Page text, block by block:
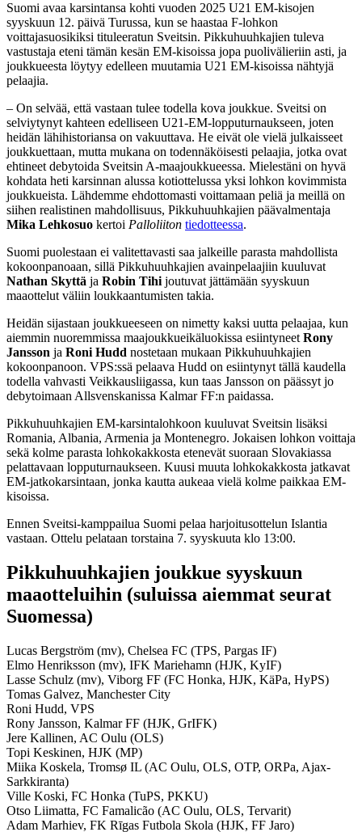
Suomi avaa karsintansa kohti vuoden 2025 U21 EM-kisojen
syyskuun 12. päivä Turussa, kun se haastaa F-lohkon
voittajasuosikiksi tituleeratun Sveitsin. Pikkuhuuhkajien tuleva
vastustaja eteni tämän kesän EM-kisoissa jopa puolivälieriin asti, ja
joukkueesta löytyy edelleen muutamia U21 EM-kisoissa nähtyjä
pelaajia.
– On selvää, että vastaan tulee todella kova joukkue. Sveitsi on
selviytynyt kahteen edelliseen U21-EM-lopputurnaukseen, joten
heidän lähihistoriansa on vakuuttava. He eivät ole vielä julkaisseet
joukkuettaan, mutta mukana on todennäköisesti pelaajia, jotka ovat
ehtineet debytoida Sveitsin A-maajoukkueessa. Mielestäni on hyvä
kohdata heti karsinnan alussa kotiottelussa yksi lohkon kovimmista
joukkueista. Lähdemme ehdottomasti voittamaan peliä ja meillä on
siihen realistinen mahdollisuus, Pikkuhuuhkajien päävalmentaja
Mika Lehkosuo kertoi Palloliiton tiedotteessa.
Suomi puolestaan ei valitettavasti saa jalkeille parasta mahdollista
kokoonpanoaan, sillä Pikkuhuuhkajien avainpelaajiin kuuluvat
Nathan Skyttä ja Robin Tihijoutuvat jättämään syyskuun
maaottelut väliin loukkaantumisten takia.
Heidän sijastaan joukkueeseen on nimetty kaksi uutta pelaajaa, kun
aiemmin nuoremmissa maajoukkueikäluokissa esiintyneetRony
Jansson ja Roni Hudd nostetaan mukaan Pikkuhuuhkajien
kokoonpanoon. VPS:ssä pelaava Hudd on esiintynyt tällä kaudella
todella vahvasti Veikkausliigassa, kun taas Jansson on päässyt jo
debytoimaan Allsvenskanissa Kalmar FF:n paidassa.
Pikkuhuuhkajien EM-karsintalohkoon kuuluvat Sveitsin lisäksi
Romania, Albania, Armenia ja Montenegro. Jokaisen lohkon voittaja
sekä kolme parasta lohkokakkosta etenevät suoraan Slovakiassa
pelattavaan lopputurnaukseen. Kuusi muuta lohkokakkosta jatkavat
EM-jatkokarsintaan, jonka kautta aukeaa vielä kolme paikkaa EM-
kisoissa.
Ennen Sveitsi-kamppailua Suomi pelaa harjoitusottelun Islantia
vastaan. Ottelu pelataan torstaina 7. syyskuuta klo 13:00.
Pikkuhuuhkajien joukkue syyskuun
maaotteluihin (suluissa aiemmat seurat
Suomessa)
Lucas Bergström (mv), Chelsea FC (TPS, Pargas IF)
Elmo Henriksson (mv), IFK Mariehamn (HJK, KyIF)
Lasse Schulz (mv), Viborg FF (FC Honka, HJK, KäPa, HyPS)
Tomas Galvez, Manchester City
Roni Hudd, VPS
Rony Jansson, Kalmar FF (HJK, GrIFK)
Jere Kallinen, AC Oulu (OLS)
Topi Keskinen, HJK (MP)
Miika Koskela, Tromsø IL (AC Oulu, OLS, OTP, ORPa, Ajax-
Sarkkiranta)
Ville Koski, FC Honka (TuPS, PKKU)
Otso Liimatta, FC Famalicão (AC Oulu, OLS, Tervarit)
Adam Marhiev, FK Rīgas Futbola Skola (HJK, FF Jaro)